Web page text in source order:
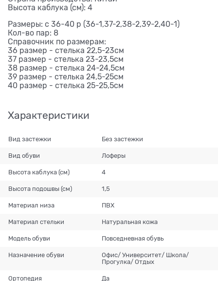
Высота каблука (см): 4
Размеры: с 36-40 р (36-1,37-2,38-2,39-2,40-1)
Кол-во пар: 8
Справочник по размерам:
36 размер - стелька 22,5-23см
37 размер - стелька 23-23,5см
38 размер - стелька 24-24,5см
39 размер - стелька 24,5-25см
40 размер - стелька 25-25,5см
Характеристики
Вид застежки Без застежки
Вид обуви Лоферы
Высота каблука (см) 4
Высота подошвы (см) 1,5
Материал низа ПВХ
Материал стельки Натуральная кожа
Модель обуви Повседневная обувь
Назначение обуви
Офис/ Университет/ Школа/
Прогулка/ Отдых
Ортопедия Да